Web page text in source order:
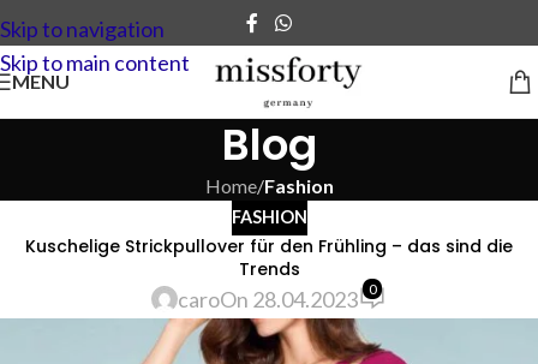
Skip to navigation
Skip to main content
MENU
Blog
Home/Fashion
FASHION
Kuschelige Strickpullover für den Frühling – das sind die
Trends
caroOn 28.04.2023 0